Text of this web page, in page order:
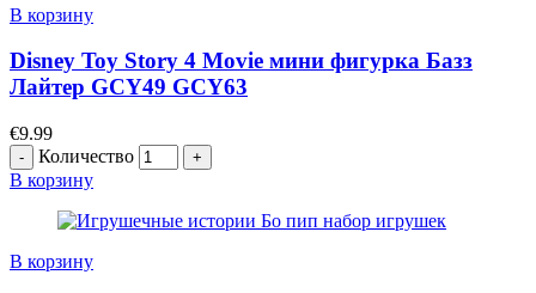
В корзину
Disney Toy Story 4 Movie мини фигурка Базз
Лайтер GCY49 GCY63
€9.99
Количество
В корзину
В корзину